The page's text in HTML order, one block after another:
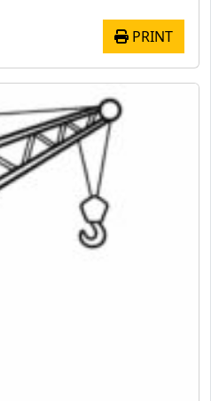
PRINT